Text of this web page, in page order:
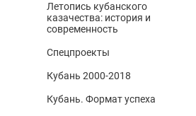
Летопись кубанского
казачества: история и
современность
Спецпроекты
Кубань 2000-2018
Кубань. Формат успеха